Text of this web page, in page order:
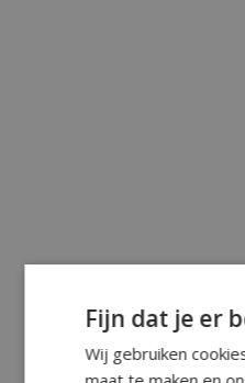
Fijn dat je er
Wij gebruiken